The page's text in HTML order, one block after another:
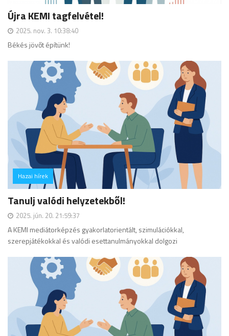
hozzászólás
Újra KEMI tagfelvétel!
2025. nov. 3. 10:38:40
Békés jövőt építünk!
Hazai hírek
hozzászólás
Tanulj valódi helyzetekből!
2025. jún. 20. 21:59:37
A KEMI mediátorképzés gyakorlatorientált, szimulációkkal,
szerepjátékokkal és valódi esettanulmányokkal dolgozi